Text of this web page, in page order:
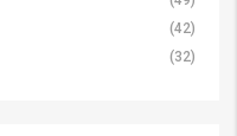
(42)
(32)